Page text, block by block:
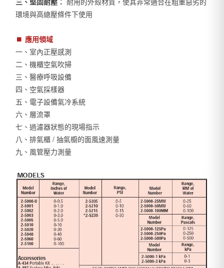
環境與高總壓條件下使用
⏹︎應用領域
一、室內正壓感測
二、機櫃空氣吹掃
三、醫療呼吸設備
四、空氣採樣器
五、電子設備氣冷系統
六、層流罩
七、過濾器狀態的現場指示
八、排氣櫃 / 抽氣櫥的面風速測量
九、風管壓力測量